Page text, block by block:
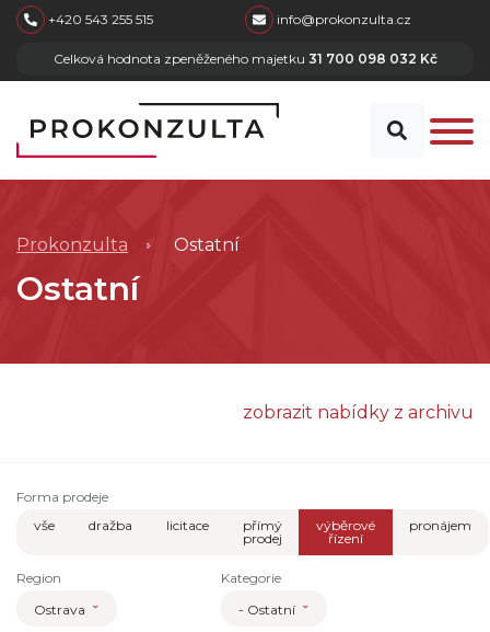
skip to main content
+420 543 255 515 info@prokonzulta.cz
Celková hodnota zpeněženého majetku 31 700 098 032 Kč
Prokonzulta Ostatní
Ostatní
zobrazit nabídky z archivu
Forma prodeje
vše
dražba licitace
přímý
prodej
výběrové
řízení
pronájem
Region
Ostrava
Kategorie
- Ostatní